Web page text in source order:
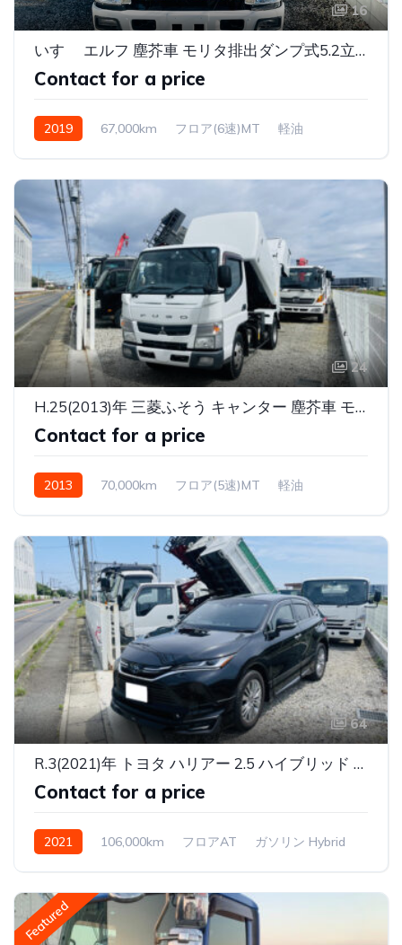
16
いすゞ エルフ 塵芥車 モリタ排出ダンプ式5.2立米2000kg
Contact for a price
2019 67,000km フロア(6速)MT 軽油
24
H.25(2013)年 三菱ふそう キャンター 塵芥車 モリタ排出ダンプ式5.0立米2750kg
Contact for a price
2013 70,000km フロア(5速)MT 軽油
64
R.3(2021)年 トヨタ ハリアー 2.5 ハイブリッド Z レザーパッケージ JBLサウンドディスプレイオーディオ
Contact for a price
2021 106,000km フロアAT ガソリン Hybrid
Featured